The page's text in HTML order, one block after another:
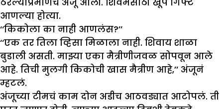
आणल्या होत्या.
‘‘किकोला का नाही आणलंस?’’
‘‘एक तर तिला व्हिसा मिळाला नाही. शिवाय शाळा
बुडाली असती. माझ्या एका मैत्रीणीजवळ सोपवून आले
आहे. तिची मुलगी किकोची खास मैत्रीण आहे,’’ अंजूनं
म्हटलं.
अंजूच्या टीमचं काम दोन अडीच आठवड्यात आटोपलं. ती